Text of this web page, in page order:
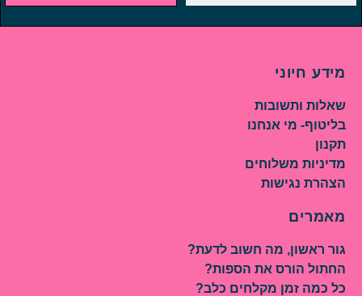
מידע חיוני
שאלות ותשובות
בליטוף- מי אנחנו
תקנון
מדיניות משלוחים
הצהרת נגישות
מאמרים
גור ראשון, מה חשוב לדעת?
החתול הורס את הספות?
כל כמה זמן מקלחים כלב?